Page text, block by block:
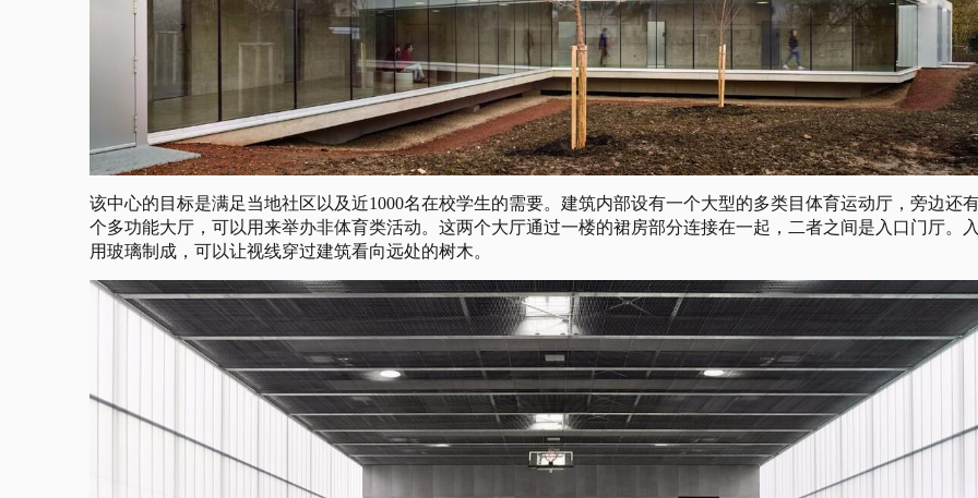
该中心的目标是满足当地社区以及近1000名在校学生的需要。建筑内部设有一个大型的多类目体育运动厅，旁边还
个多功能大厅，可以用来举办非体育类活动。这两个大厅通过一楼的裙房部分连接在一起，二者之间是入口门厅。
用玻璃制成，可以让视线穿过建筑看向远处的树木。